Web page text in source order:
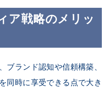
ア戦略のメリッ
ブランド認知や信頼構築、
同時に享受できる点で大き